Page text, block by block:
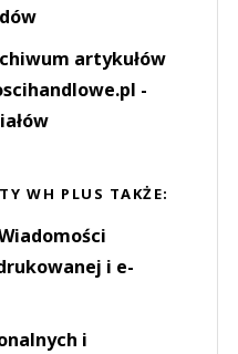
artykułów
-
WH PLUS TAKŻE:
i e-
i